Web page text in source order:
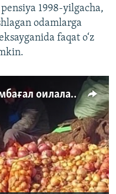
1998-yilgacha,
odamlarga
faqat o‘z
ZIMISTON-UZ. 20-qism: Камбағал оилалар овқатига сабзавотларни санаб ишлатяпти
мавжуд эмас